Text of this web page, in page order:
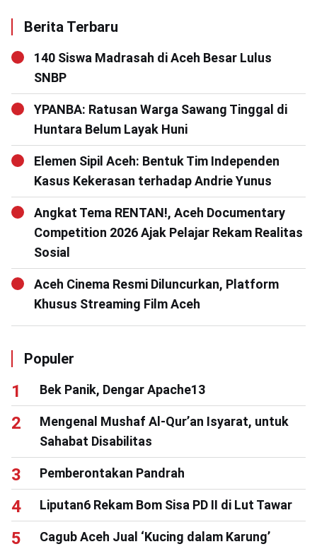
Berita Terbaru
140 Siswa Madrasah di Aceh Besar Lulus
SNBP
YPANBA: Ratusan Warga Sawang Tinggal di
Huntara Belum Layak Huni
Elemen Sipil Aceh: Bentuk Tim Independen
Kasus Kekerasan terhadap Andrie Yunus
Angkat Tema RENTAN!, Aceh Documentary
Competition 2026 Ajak Pelajar Rekam Realitas
Sosial
Aceh Cinema Resmi Diluncurkan, Platform
Khusus Streaming Film Aceh
Populer
Bek Panik, Dengar Apache13
Mengenal Mushaf Al-Qur’an Isyarat, untuk
Sahabat Disabilitas
Pemberontakan Pandrah
Liputan6 Rekam Bom Sisa PD II di Lut Tawar
Cagub Aceh Jual ‘Kucing dalam Karung’